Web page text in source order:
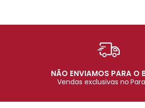
NÃO ENVIAMOS PARA O
Vendas exclusivas no